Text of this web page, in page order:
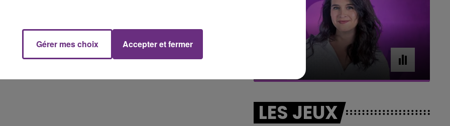
Le week-end Champagne FM
LES JEUX
Gérer mes choix Accepter et fermer